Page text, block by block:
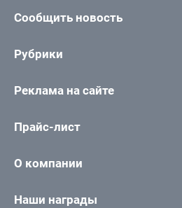
Сообщить новость
Рубрики
Реклама на сайте
Прайс-лист
О компании
Наши награды